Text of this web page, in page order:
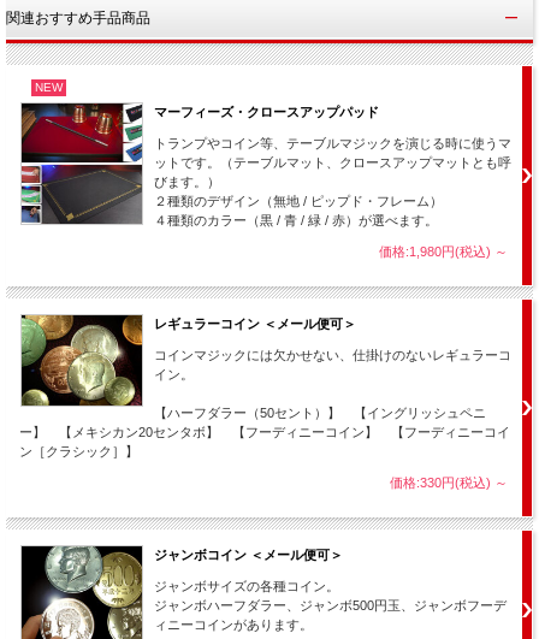
●ハンピンチェンムーブ
●ユーティリティムーブ
●パースフレームの使い方
●ペンとコイン
●手の甲を貫通するコイン
●カクテルマネー
●ホーミングコイン
●コインズアクロスその1
●コインズアクロスその2
●マトリクスその1
関連おすすめ手品商品
NEW
マーフィーズ・クロースアップパッド
トランプやコイン等、テーブルマジックを演じる時に使うマ
ットです。（テーブルマット、クロースアップマットとも呼
びます。）
２種類のデザイン（無地 / ピップド・フレーム）
４種類のカラー（黒 / 青 / 緑 / 赤）が選べます。
価格:1,980円(税込) ～
レギュラーコイン ＜メール便可＞
コインマジックには欠かせない、仕掛けのないレギュラーコ
イン。
【ハーフダラー（50セント）】 【イングリッシュペニ
ー】 【メキシカン20センタボ】 【フーディニーコイン】 【フーディニーコイ
ン［クラシック］】
価格:330円(税込) ～
ジャンボコイン ＜メール便可＞
ジャンボサイズの各種コイン。
ジャンボハーフダラー、ジャンボ500円玉、ジャンボフーデ
ィニーコインがあります。